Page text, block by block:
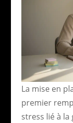
La mise en
premier
stress lié à